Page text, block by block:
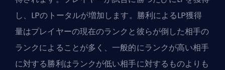
し、LPのトータルが増加します。勝利によるLP獲得
量はプレイヤーの現在のランクと彼らが倒した相手の
ランクによることが多く、一般的にランクが高い相手
に対する勝利はランクが低い相手に対するものよりも